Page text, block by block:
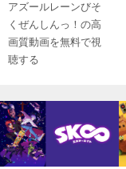
アズールレーンびそ
くぜんしんっ！の高
画質動画を無料で視
聴する